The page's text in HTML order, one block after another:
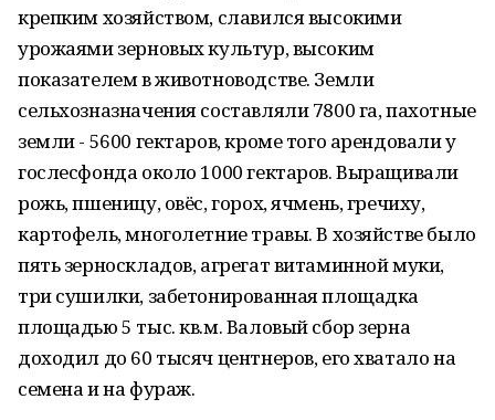
крепким хозяйством, славился высокими
урожаями зерновых культур, высоким
показателем в животноводстве. Земли
сельхозназначения составляли 7800 га, пахотные
земли - 5600 гектаров, кроме того арендовали у
гослесфонда около 1000 гектаров. Выращивали
рожь, пшеницу, овёс, горох, ячмень, гречиху,
картофель, многолетние травы. В хозяйстве было
пять зерноскладов, агрегат витаминной муки,
три сушилки, забетонированная площадка
площадью 5 тыс. кв.м. Валовый сбор зерна
доходил до 60 тысяч центнеров, его хватало на
семена и на фураж.